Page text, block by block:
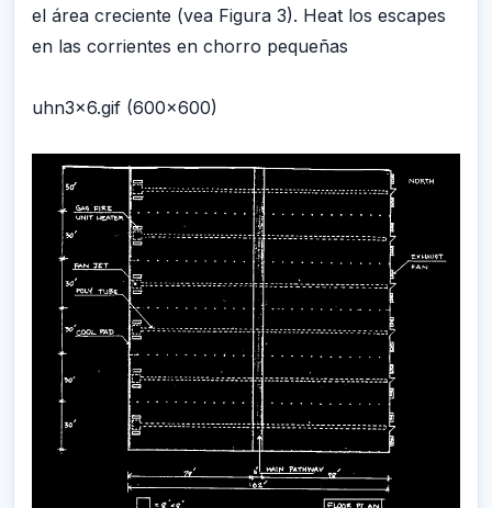
el área creciente (vea Figura 3). Heat los escapes
en las corrientes en chorro pequeñas
uhn3x6.gif (600x600)